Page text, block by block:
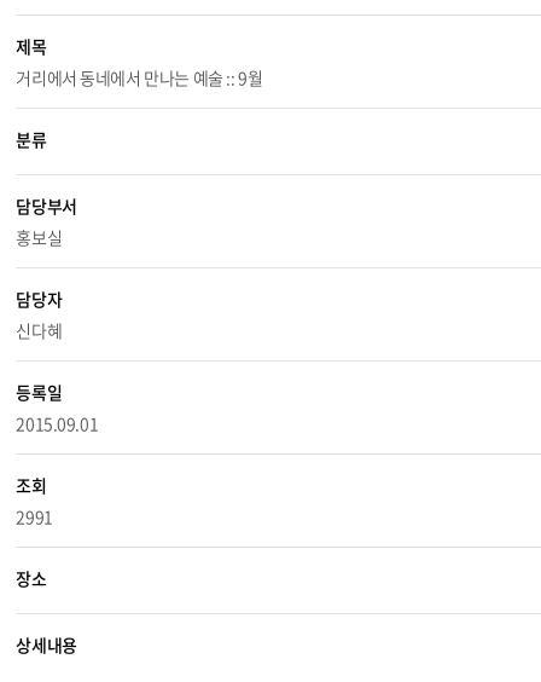
제목
거리에서 동네에서 만나는 예술 :: 9월
분류
담당부서
홍보실
담당자
신다혜
등록일
2015.09.01
조회
2991
장소
상세내용